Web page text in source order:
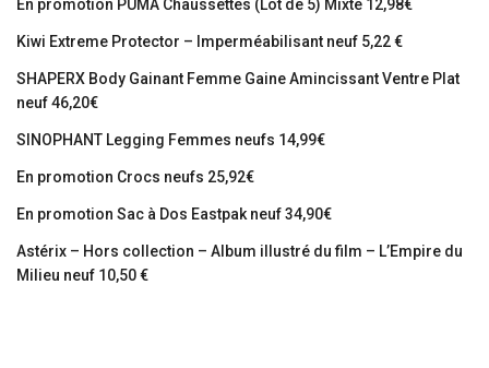
En promotion PUMA Chaussettes (Lot de 5) Mixte 12,98€
Kiwi Extreme Protector – Imperméabilisant neuf 5,22 €
SHAPERX Body Gainant Femme Gaine Amincissant Ventre Plat
neuf 46,20€
SINOPHANT Legging Femmes neufs 14,99€
En promotion Crocs neufs 25,92€
En promotion Sac à Dos Eastpak neuf 34,90€
Astérix – Hors collection – Album illustré du film – L’Empire du
Milieu neuf 10,50 €